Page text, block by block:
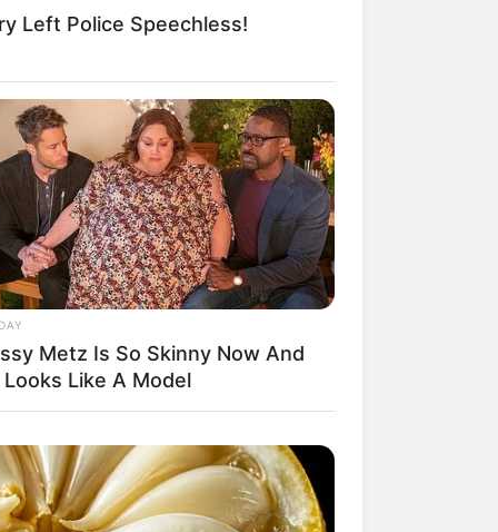
10 Potret Makanan Gagal
yang Bikin Kamu
Selera
Manekin Anti
yang Konyol
Left Police Speechless!
Metz Is So Skinny Now And
Looks Like A Model